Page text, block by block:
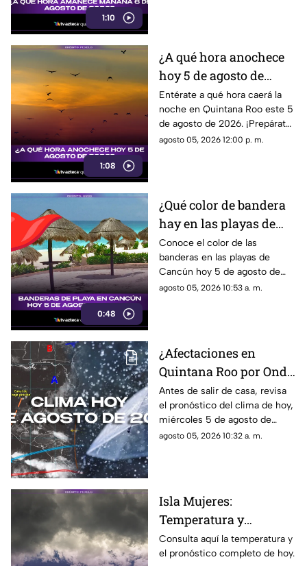
1:10
1:08
¿A qué hora anochece
hoy 5 de agosto de
2026?
Entérate a qué hora caerá la
noche en Quintana Roo este 5
de agosto de 2026. ¡Prepárate
para disfrutar del anochecer en
agosto 05, 2026 12:00 p. m.
0:48
¿Qué color de bandera
hay en las playas de
Cancún hoy 5 de agosto
de 2026? Consulta el
reporte
Conoce el color de las
banderas en las playas de
Cancún hoy 5 de agosto de
2026 y las condiciones del mar
agosto 05, 2026 10:53 a. m.
¿Afectaciones en
Quintana Roo por Onda
Tropical 24? Pronóstico
del clima HOY,
miércoles 5 de agosto
de 2026, en Cancún y el
Antes de salir de casa, revisa
el pronóstico del clima de hoy,
miércoles 5 de agosto de
2026, en Cancún y el resto de
agosto 05, 2026 10:32 a. m.
Isla Mujeres:
Temperatura y
pronóstico del clima
para hoy, 5 de agosto de
Consulta aquí la temperatura y
el pronóstico completo de hoy.